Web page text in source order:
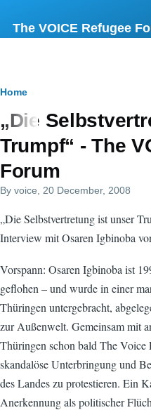
The VOICE Refugee
Breadcrumb
Home
„Die
Trumpf“ - The
Forum
By voice , 20 December, 2008
„Die Selbstvertretung ist unser
Interview mit Osaren Igbinoba
Vorspann: Osaren Igbinoba ist
geflohen – und wurde in einer
Thüringen untergebracht,
zur Außenwelt. Gemeinsam mit
Thüringen schon bald The Voice
skandalöse Unterbringung und
des Landes zu protestieren. Ein
Anerkennung als politischer